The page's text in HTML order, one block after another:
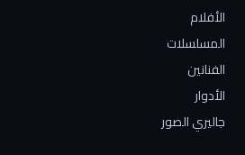
الأفلام
المسلسلات
الفنانين
الأدوار
جاليري الصور